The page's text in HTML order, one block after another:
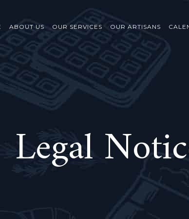
ABOUT US OUR SERVICES OUR ARTISANS
Legal